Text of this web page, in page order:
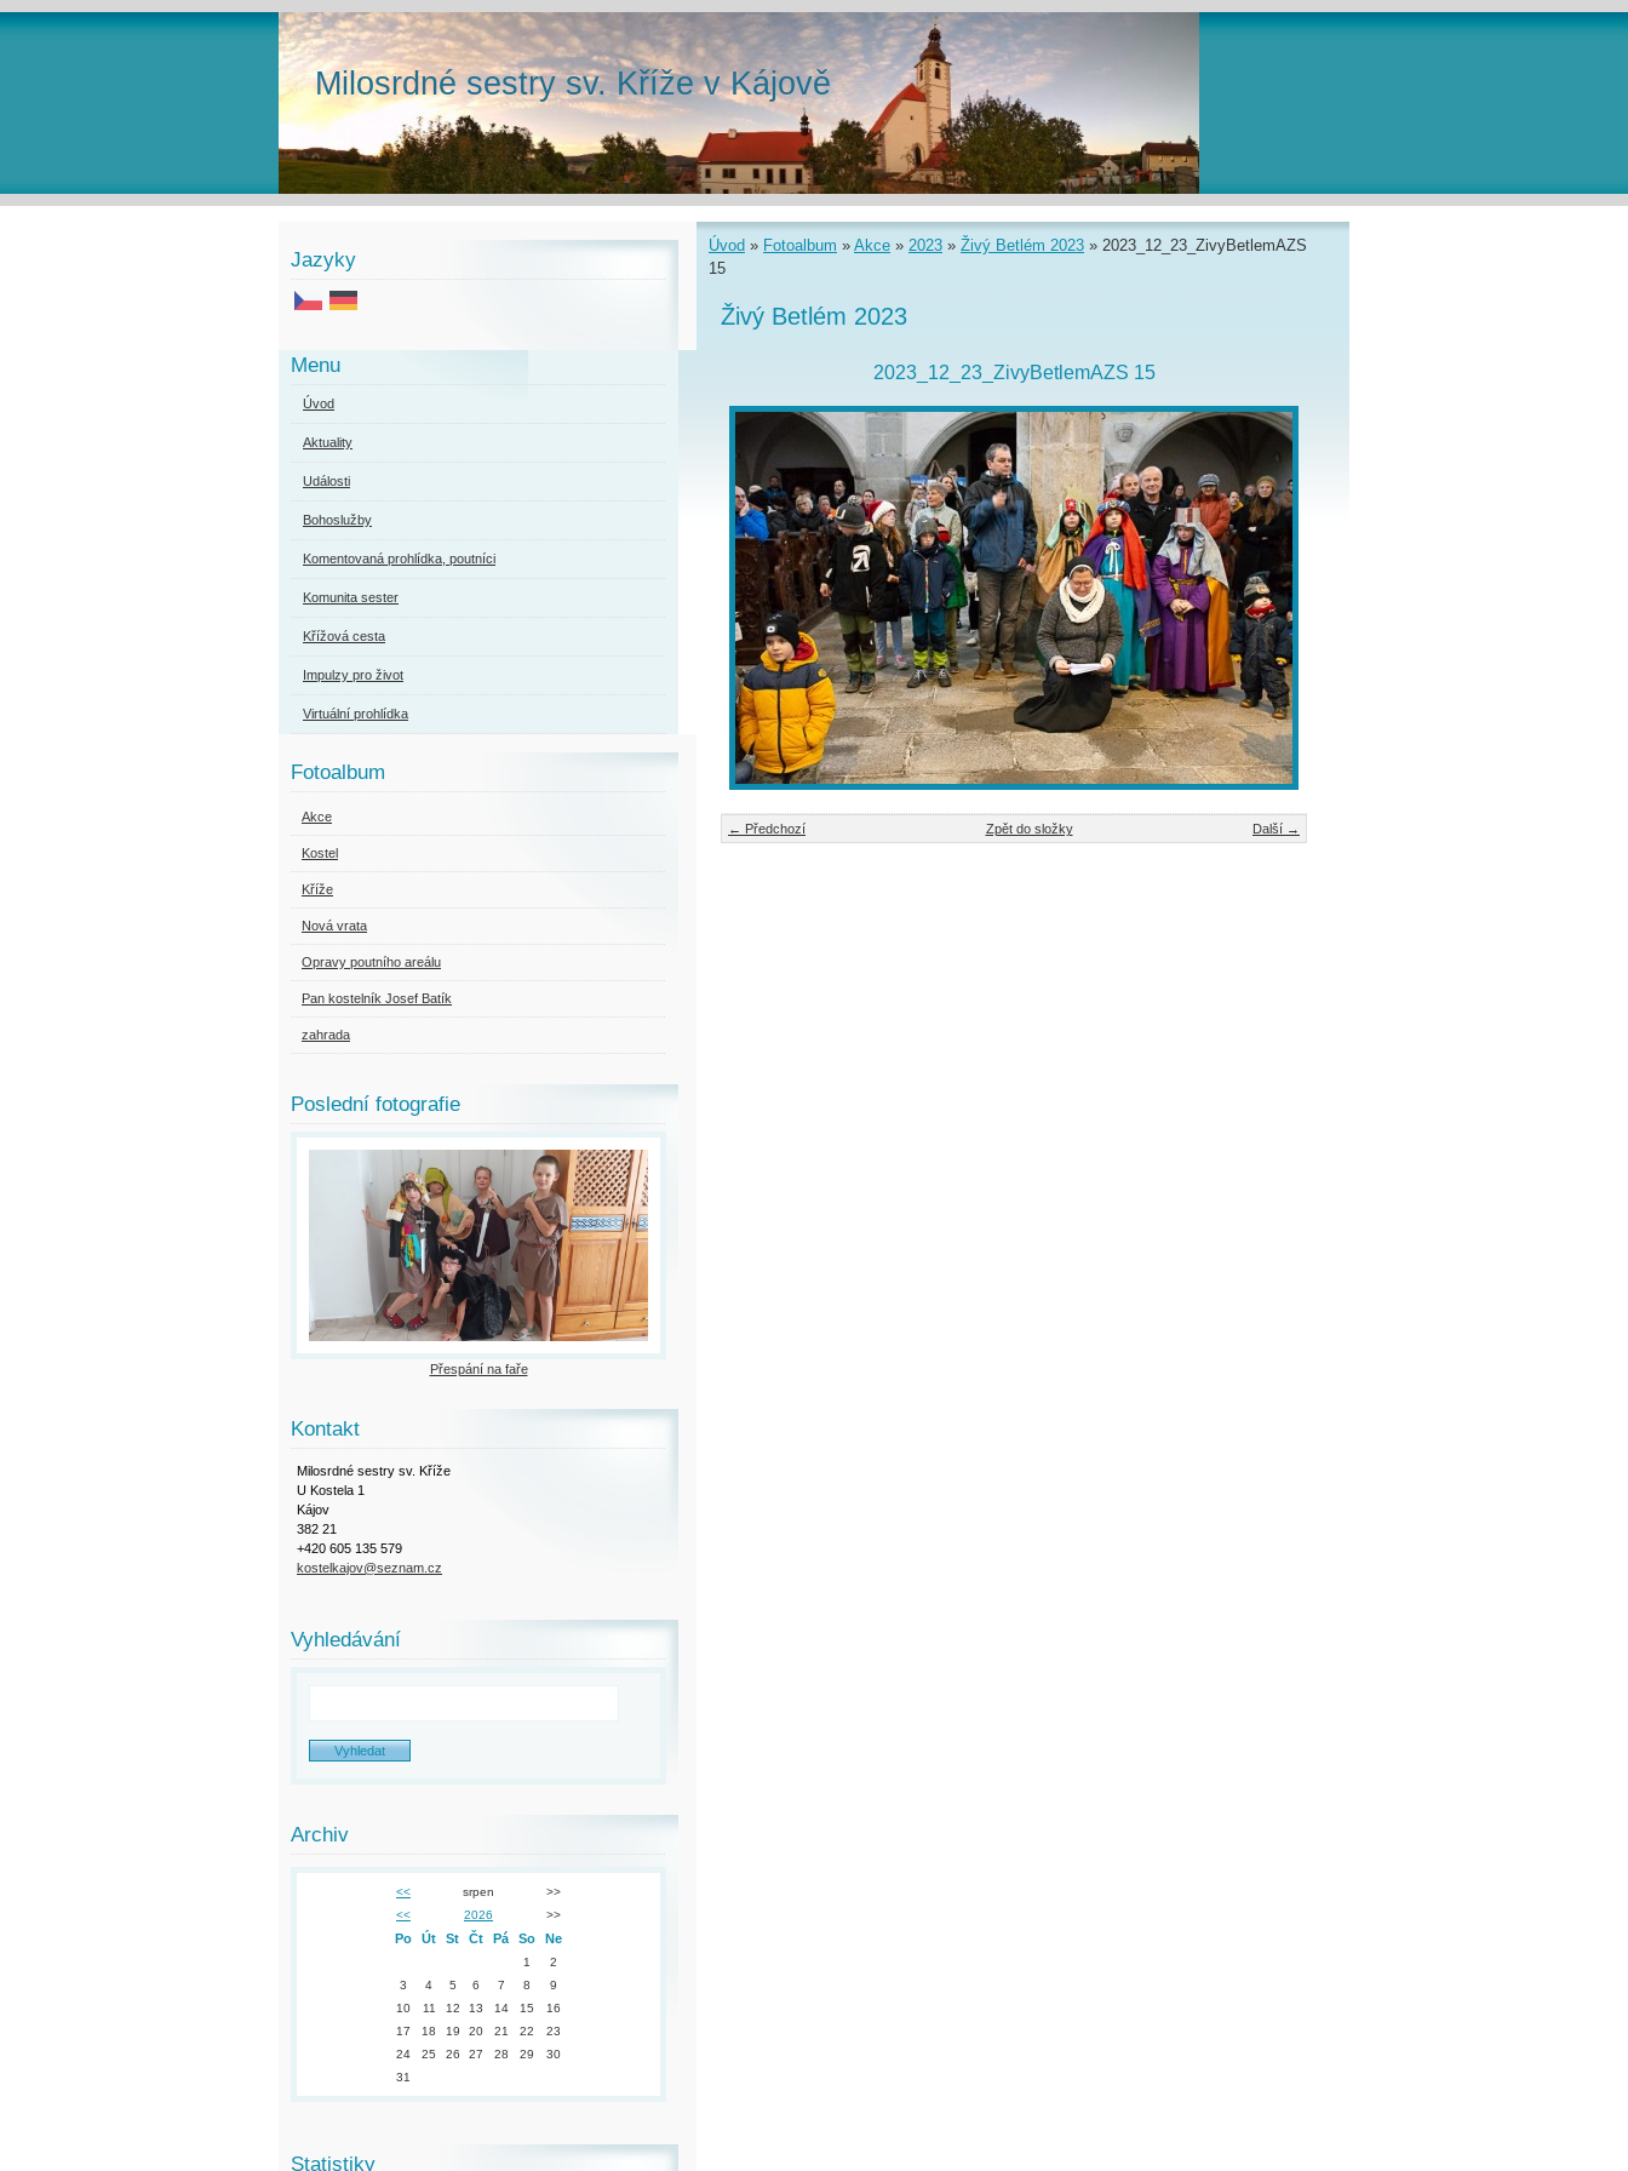
Milosrdné sestry sv. Kříže v Kájově
Úvod » Fotoalbum » Akce » 2023 » Živý Betlém 2023 » 2023_12_23_ZivyBetlemAZS
15
Živý Betlém 2023
2023_12_23_ZivyBetlemAZS 15
← Předchozí Další →
Zpět do složky
Jazyky
Menu
Úvod
Aktuality
Události
Bohoslužby
Komentovaná prohlídka, poutníci
Komunita sester
Křížová cesta
Impulzy pro život
Virtuální prohlídka
Fotoalbum
Akce
Kostel
Kříže
Nová vrata
Opravy poutního areálu
Pan kostelník Josef Batík
zahrada
Poslední fotografie
Přespání na faře
Kontakt
Milosrdné sestry sv. Kříže
U Kostela 1
Kájov
382 21
+420 605 135 579
kostelkajov@seznam.cz
Vyhledávání
Archiv
<< srpen
>>
<<
2026 >>
Po Út St Čt Pá So Ne
1
2
3
4 5 6 7 8
9
10
11 12 13 14 15
16
17
18 19 20 21 22
23
24
25 26 27 28 29
30
31
Statistiky